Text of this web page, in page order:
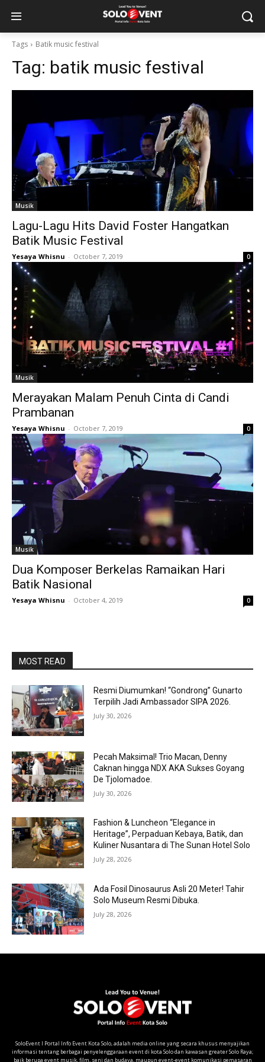
Tags Batik music festival
Tag: batik music festival
Musik
Lagu-Lagu Hits David Foster Hangatkan
Batik Music Festival
Yesaya Whisnu - October 7, 2019 0
Musik
Merayakan Malam Penuh Cinta di Candi
Prambanan
Yesaya Whisnu - October 7, 2019 0
Musik
Dua Komposer Berkelas Ramaikan Hari
Batik Nasional
Yesaya Whisnu - October 4, 2019 0
MOST READ
Resmi Diumumkan! “Gondrong” Gunarto
Terpilih Jadi Ambassador SIPA 2026.
July 30, 2026
Pecah Maksimal! Trio Macan, Denny
Caknan hingga NDX AKA Sukses Goyang
De Tjolomadoe.
July 30, 2026
Fashion & Luncheon “Elegance in
Heritage”, Perpaduan Kebaya, Batik, dan
Kuliner Nusantara di The Sunan Hotel Solo
July 28, 2026
Ada Fosil Dinosaurus Asli 20 Meter! Tahir
Solo Museum Resmi Dibuka.
July 28, 2026
SoloEvent I Portal Info Event Kota Solo, adalah media online yang secara khusus menyajikan
informasi tentang berbagai penyelenggaraan event di kota Solo dan kawasan greater Solo Raya;
baik berupa event musik, film, seni dan budaya, maupun event-event komunikasi pemasaran